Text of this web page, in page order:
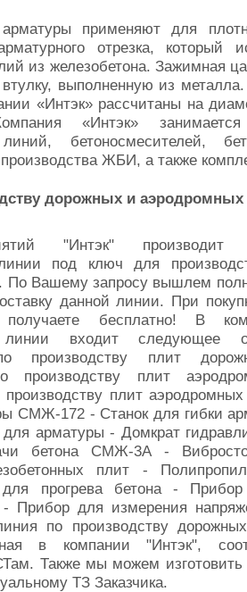
применяют для
отрезка, который
из железобетона. Зажимная
выполненную из
«Интэк» рассчитаны на
«Интэк» занимается
линий, бетоносмесителей,
ЖБИ, а также
дорожных и аэродромных
"Интэк" производит
линии под ключ для
По Вашему запросу вышлем
данной линии. При
бесплатно! В
линии входит следующее
производству плит
производству плит
плит
СМЖ-172 - Станок для гибки
арматуры - Домкрат
бетона СМЖ-3А -
плит -
для прогрева бетона -
- Прибор для измерения
по производству
в компании "Интэк",
Также мы можем изготовить
ТЗ Заказчика.